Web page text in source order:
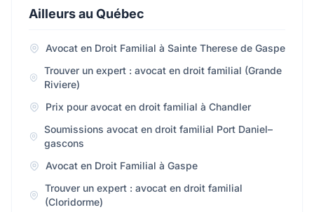
Ailleurs au Québec
Avocat en Droit Familial à Sainte Therese de Gaspe
Trouver un expert : avocat en droit familial (Grande
Riviere)
Prix pour avocat en droit familial à Chandler
Soumissions avocat en droit familial Port Daniel–
gascons
Avocat en Droit Familial à Gaspe
Trouver un expert : avocat en droit familial
(Cloridorme)